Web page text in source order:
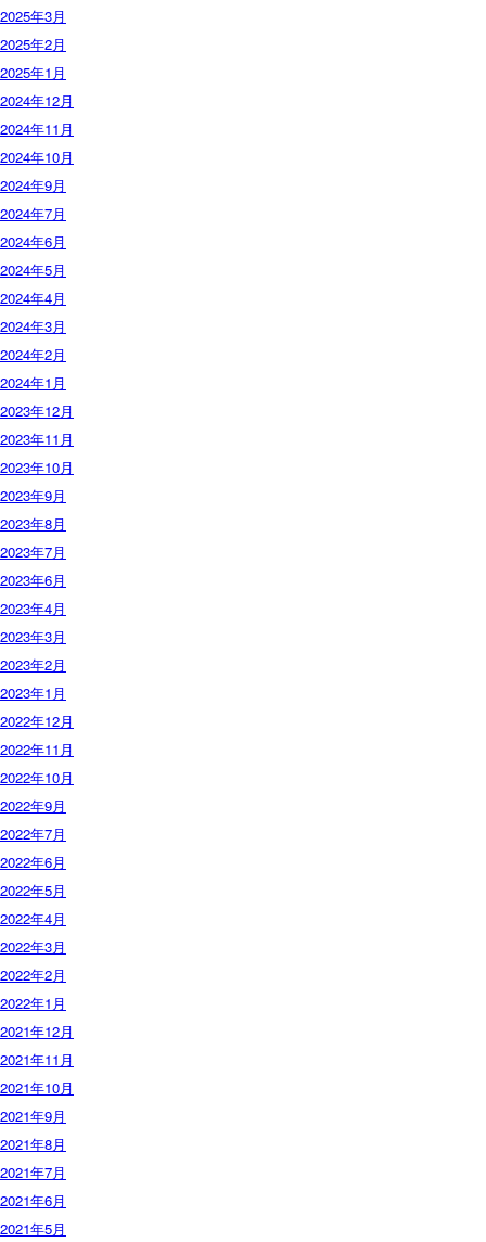
2025年3月
2025年2月
2025年1月
2024年12月
2024年11月
2024年10月
2024年9月
2024年7月
2024年6月
2024年5月
2024年4月
2024年3月
2024年2月
2024年1月
2023年12月
2023年11月
2023年10月
2023年9月
2023年8月
2023年7月
2023年6月
2023年4月
2023年3月
2023年2月
2023年1月
2022年12月
2022年11月
2022年10月
2022年9月
2022年7月
2022年6月
2022年5月
2022年4月
2022年3月
2022年2月
2022年1月
2021年12月
2021年11月
2021年10月
2021年9月
2021年8月
2021年7月
2021年6月
2021年5月